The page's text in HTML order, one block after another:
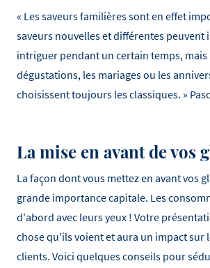
« Les saveurs familières sont en effet
saveurs nouvelles et différentes peuvent
intriguer pendant un certain temps, mais
dégustations, les mariages ou les
choisissent toujours les classiques. »
La mise en avant de vos
La façon dont vous mettez en avant vos
grande importance capitale. Les
d'abord avec leurs yeux ! Votre
chose qu'ils voient et aura un impact sur
clients. Voici quelques conseils pour